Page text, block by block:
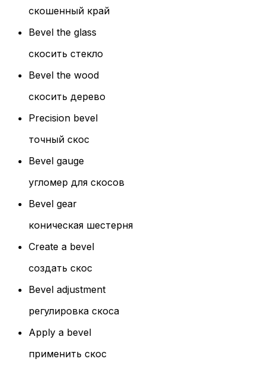
скошенный край
Bevel the glass
скосить стекло
Bevel the wood
скосить дерево
Precision bevel
точный скос
Bevel gauge
угломер для скосов
Bevel gear
коническая шестерня
Create a bevel
создать скос
Bevel adjustment
регулировка скоса
Apply a bevel
применить скос